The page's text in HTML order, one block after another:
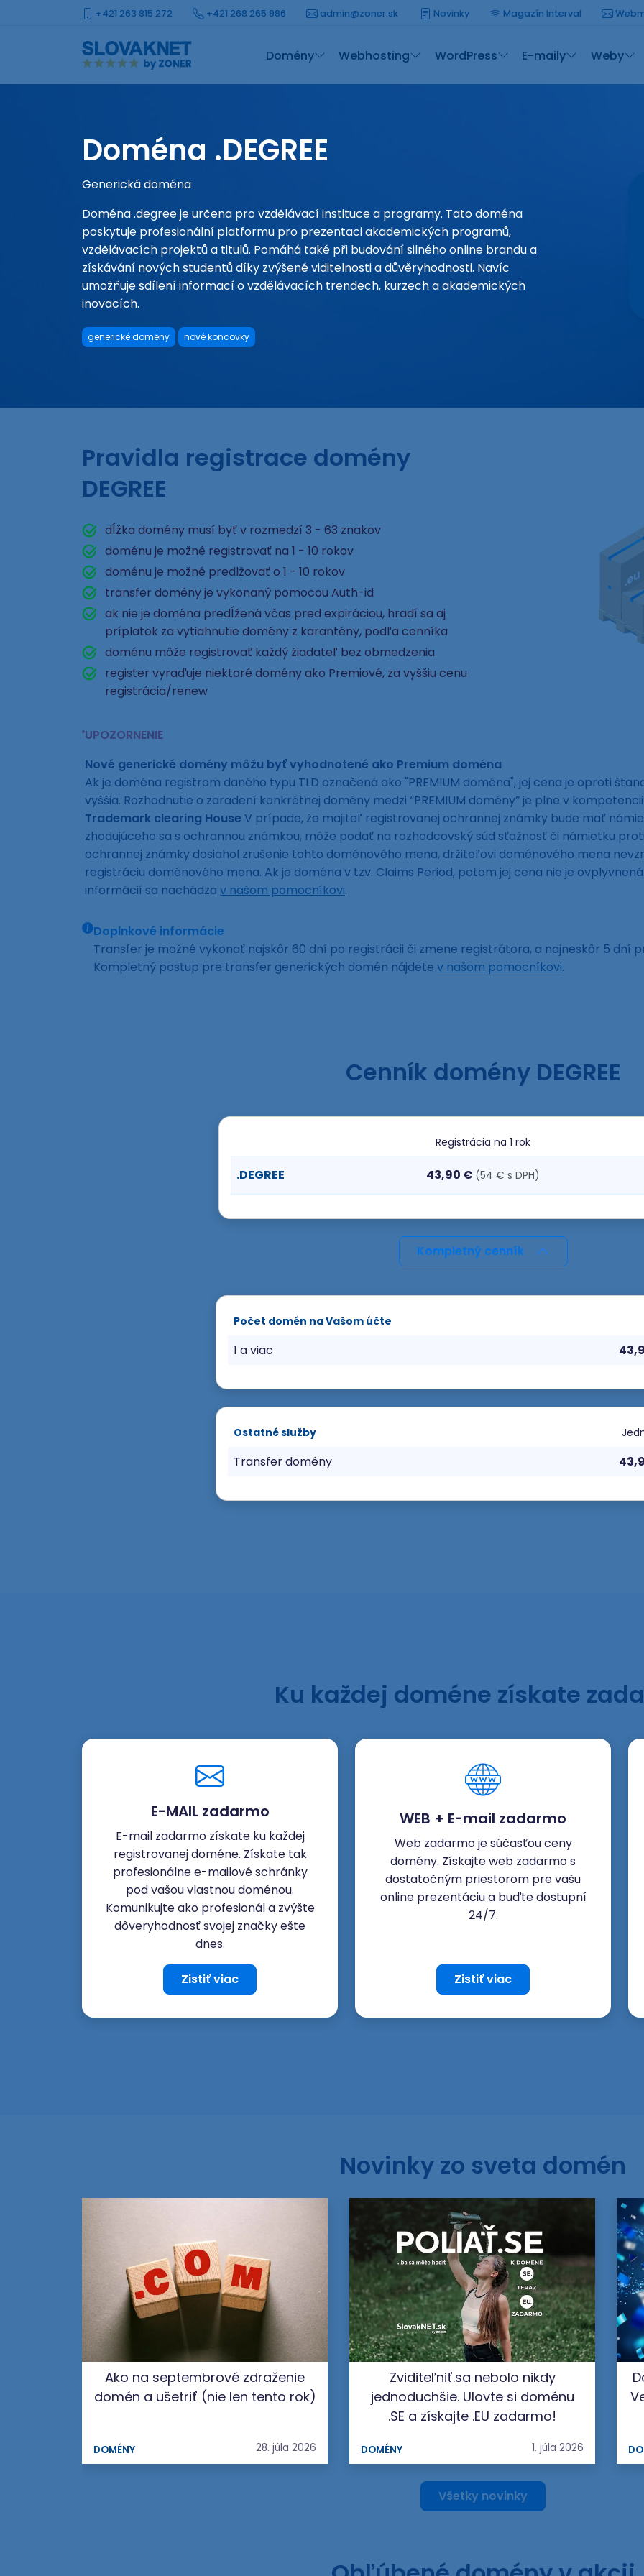
+421 263 815 272 +421 268 265 986 admin@zoner.sk Novinky Magazín Interval
Domény Webhosting WordPress E-maily Weby
Doména .DEGREE
Generická doména
Doména .degree je určena pro vzdělávací instituce a programy. Tato doména
poskytuje profesionální platformu pro prezentaci akademických programů,
vzdělávacích projektů a titulů. Pomáhá také při budování silného online brandu a
získávání nových studentů díky zvýšené viditelnosti a důvěryhodnosti. Navíc
umožňuje sdílení informací o vzdělávacích trendech, kurzech a akademických
inovacích.
generické domény nové koncovky
Pravidla registrace domény
DEGREE
dĺžka domény musí byť v rozmedzí 3 - 63 znakov
doménu je možné registrovať na 1 - 10 rokov
doménu je možné predlžovať o 1 - 10 rokov
transfer domény je vykonaný pomocou Auth-id
ak nie je doména predĺžená včas pred expiráciou, hradí sa aj
príplatok za vytiahnutie domény z karantény, podľa cenníka
doménu môže registrovať každý žiadateľ bez obmedzenia
register vyraďuje niektoré domény ako Premiové, za vyššiu cenu
registrácia/renew
UPOZORNENIE
Nové generické domény môžu byť vyhodnotené ako Premium doména
Ak je doména registrom daného typu TLD označená ako "PREMIUM doména", jej cena je oproti
vyššia. Rozhodnutie o zaradení konkrétnej domény medzi “PREMIUM domény” je plne v
Trademark clearing House V prípade, že majiteľ registrovanej ochrannej známky bude mať
zhodujúceho sa s ochrannou známkou, môže podať na rozhodcovský súd sťažnosť či námietku
ochrannej známky dosiahol zrušenie tohto doménového mena, držiteľovi doménového mena
registráciu doménového mena. Ak je doména v tzv. Claims Period, potom jej cena nie je
informácií sa nachádza v našom pomocníkovi.
Doplnkové informácie
Transfer je možné vykonať najskôr 60 dní po registrácii či zmene registrátora, a najneskôr 5 dní
Kompletný postup pre transfer generických domén nájdete v našom pomocníkovi.
Cenník domény DEGREE
Registrácia na 1 rok
.DEGREE 43,90 € (54 € s DPH)
Kompletný cenník
Počet domén na Vašom účte
1 a viac
Ostatné služby
Transfer domény
Ku každej doméne získate
E-MAIL zadarmo
E-mail zadarmo získate ku každej
registrovanej doméne. Získate tak
profesionálne e-mailové schránky
pod vašou vlastnou doménou.
Komunikujte ako profesionál a zvýšte
dôveryhodnosť svojej značky ešte
dnes.
Zistiť viac
WEB + E-mail zadarmo
Web zadarmo je súčasťou ceny
domény. Získajte web zadarmo s
dostatočným priestorom pre vašu
online prezentáciu a buďte dostupní
24/7.
Zistiť viac
Novinky zo sveta domén
Ako na septembrové zdraženie
domén a ušetriť (nie len tento rok)
DOMÉNY 28. júla 2026
Zviditeľniť.sa nebolo nikdy
jednoduchšie. Ulovte si doménu
.SE a získajte .EU zadarmo!
DOMÉNY 1. júla 2026
Všetky novinky